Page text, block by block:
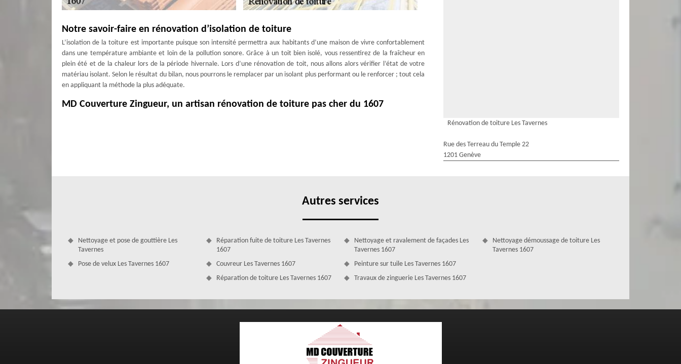
Notre savoir-faire en rénovation d’isolation de toiture
L’isolation de la toiture est importante puisque son intensité permettra aux habitants d’une maison de vivre confortablement
dans une température ambiante et loin de la pollution sonore. Grâce à un toit bien isolé, vous ressentirez de la fraîcheur en
plein été et de la chaleur lors de la période hivernale. Lors d’une rénovation de toit, nous allons alors vérifier l’état de votre
matériau isolant. Selon le résultat du bilan, nous pourrons le remplacer par un isolant plus performant ou le renforcer ; tout cela
en appliquant la méthode la plus adéquate.
MD Couverture Zingueur, un artisan rénovation de toiture pas cher du 1607
La rénovation de toit à Les Tavernes est nécessaire pour garder la performance de la toiture, en l’occurrence son étanchéité et
son isolation. En effet, la toiture devra toujours être en bon état pour pouvoir assurer votre entière protection en dépit des
imperfections. Grâce à une rénovation de toiture, nous allons pouvoir apporter les soins nécessaires dont votre toit a besoin
Rénovation de toiture Les Tavernes
Rue des Terreau du Temple 22
1201 Genève
Autres services
Nettoyage et pose de gouttière Les
Tavernes
Pose de velux Les Tavernes 1607
Réparation fuite de toiture Les Tavernes
1607
Couvreur Les Tavernes 1607
Réparation de toiture Les Tavernes 1607
Nettoyage et ravalement de façades Les
Tavernes 1607
Peinture sur tuile Les Tavernes 1607
Travaux de zinguerie Les Tavernes 1607
Nettoyage démoussage de toiture Les
Tavernes 1607